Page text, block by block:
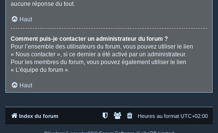
aucune réponse du tout.
Haut
Comment puis-je contacter un administrateur du forum ?
Pour l’ensemble des utilisateurs du forum, vous pouvez utiliser le lien
« Nous contacter », si ce dernier a été activé par un administrateur.
Pour les membres du forum, vous pouvez également utiliser le lien
« L’équipe du forum ».
Haut
Index du forum Heures au format UTC+02:00